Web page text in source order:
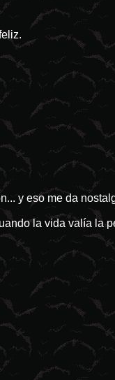
y eso me da
la vida valía la